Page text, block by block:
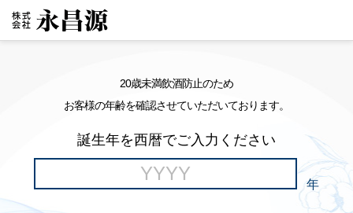
20歳未満飲酒防止のため
お客様の年齢を確認させていただいております。
誕生年を西暦でご入力ください
年